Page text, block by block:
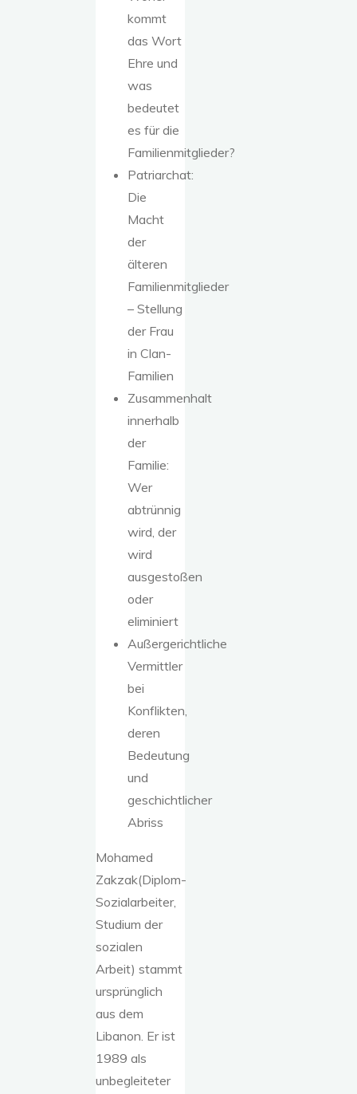
kommt
das Wort
Ehre und
was
bedeutet
es für die
Familienmitglieder?
Patriarchat:
Die
Macht
der
älteren
Familienmitglieder
– Stellung
der Frau
in Clan-
Familien
Zusammenhalt
innerhalb
der
Familie:
Wer
abtrünnig
wird, der
wird
ausgestoßen
oder
eliminiert
Außergerichtliche
Vermittler
bei
Konflikten,
deren
Bedeutung
und
geschichtlicher
Abriss
Mohamed
Zakzak(Diplom-
Sozialarbeiter,
Studium der
sozialen
Arbeit) stammt
ursprünglich
aus dem
Libanon. Er ist
1989 als
unbegleiteter